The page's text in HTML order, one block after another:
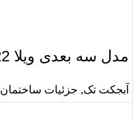
مدل سه بعدی ویلا 022
آبجکت تک, جزئیات ساختمان